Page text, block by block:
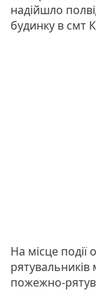
надійшло
будинку в смт
На місце події
пожежно-